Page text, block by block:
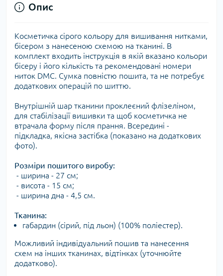
Опис
Косметичка сірого кольору для вишивання нитками,
бісером з нанесеною схемою на тканині. В
комплект входить інструкція в якій вказано кольори
бісеру і його кількість та рекомендовані номери
ниток DMC. Сумка повністю пошита, та не потребує
додаткових операцій по шиттю.
Внутрішній шар тканини проклеєний флізеліном,
для стабілізації вишивки та щоб косметичка не
втрачала форму після прання. Всередині -
підкладка, якісна застібка (показано на додаткових
фото).
Розміри пошитого виробу:
- ширина - 27 см;
- висота - 15 см;
- ширина дна - 4,5 см.
Тканина:
габардин (сірий, під льон) (100% поліестер).
Можливий індивідуальний пошив та нанесення
схем на інших тканинах, відтінках (уточнюйте
додатково).